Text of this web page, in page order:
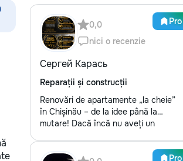
Pro
0,0
nici o recenzie
Сергей Карась
Reparații și construcții
Renovări de apartamente „la cheie”
în Chișinău – de la idee până la
mutare! Dacă încă nu aveți un
Vă putem realiza un proiect de design
personalizat, pentru ca reparația săPro